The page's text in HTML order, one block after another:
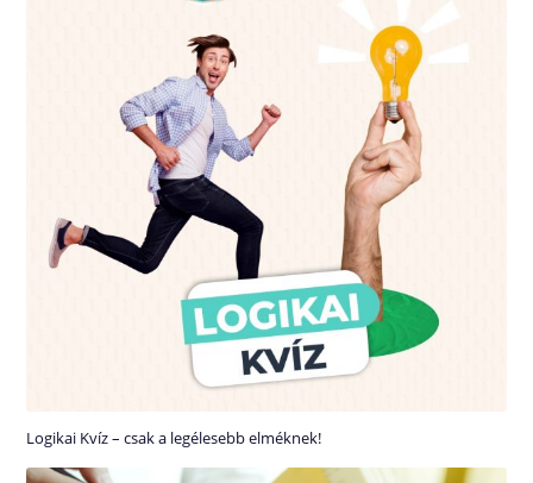
Logikai Kvíz – csak a legélesebb elméknek!